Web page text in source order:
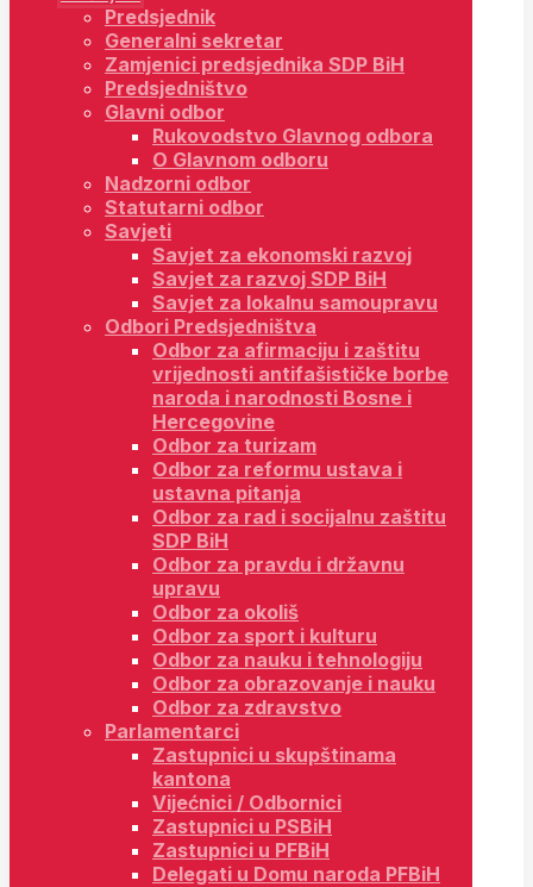
Predsjednik
Generalni sekretar
Zamjenici predsjednika SDP BiH
Predsjedništvo
Glavni odbor
Rukovodstvo Glavnog odbora
O Glavnom odboru
Nadzorni odbor
Statutarni odbor
Savjeti
Savjet za ekonomski razvoj
Savjet za razvoj SDP BiH
Savjet za lokalnu samoupravu
Odbori Predsjedništva
Odbor za afirmaciju i zaštitu
vrijednosti antifašističke borbe
naroda i narodnosti Bosne i
Hercegovine
Odbor za turizam
Odbor za reformu ustava i
ustavna pitanja
Odbor za rad i socijalnu zaštitu
SDP BiH
Odbor za pravdu i državnu
upravu
Odbor za okoliš
Odbor za sport i kulturu
Odbor za nauku i tehnologiju
Odbor za obrazovanje i nauku
Odbor za zdravstvo
Parlamentarci
Zastupnici u skupštinama
kantona
Vijećnici / Odbornici
Zastupnici u PSBiH
Zastupnici u PFBiH
Delegati u Domu naroda PFBiH